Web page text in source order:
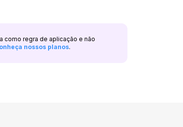
como regra de aplicação e não
nossos planos.